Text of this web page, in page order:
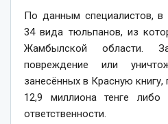
По данным специалистов, в
34 вида тюльпанов, из
Жамбылской области.
повреждение или
занесённых в Красную
12,9 миллиона тенге
ответственности.